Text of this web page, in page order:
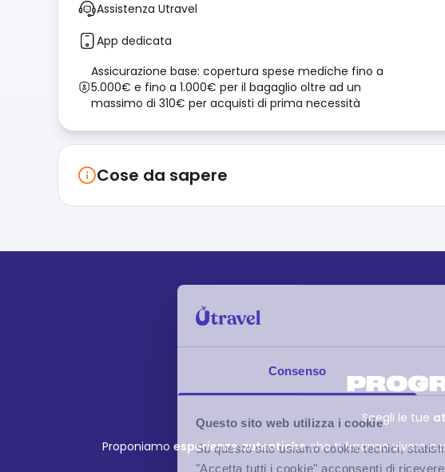
Consenso
Questo sito web utilizza i cookie
Su questo sito usiamo cookie tecnici,
"Accetta tutti i cookie" acconsenti di
Assistenza Utravel
App dedicata
Assicurazione base: copertura spese mediche fino a
5.000€ e fino a 1.000€ per il bagaglio oltre ad un
massimo di 310€ per acquisti di prima necessità
Cose da sapere
Scegli le tue
Proponiamo esperienze autenticheche ti faranno vivere a